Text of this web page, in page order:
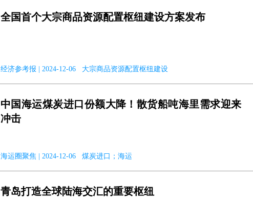
全国首个大宗商品资源配置枢纽建设方案发布
经济参考报 | 2024-12-06 大宗商品资源配置枢纽建设
中国海运煤炭进口份额大降！散货船吨海里需求迎来
冲击
海运圈聚焦 | 2024-12-06 煤炭进口；海运
青岛打造全球陆海交汇的重要枢纽